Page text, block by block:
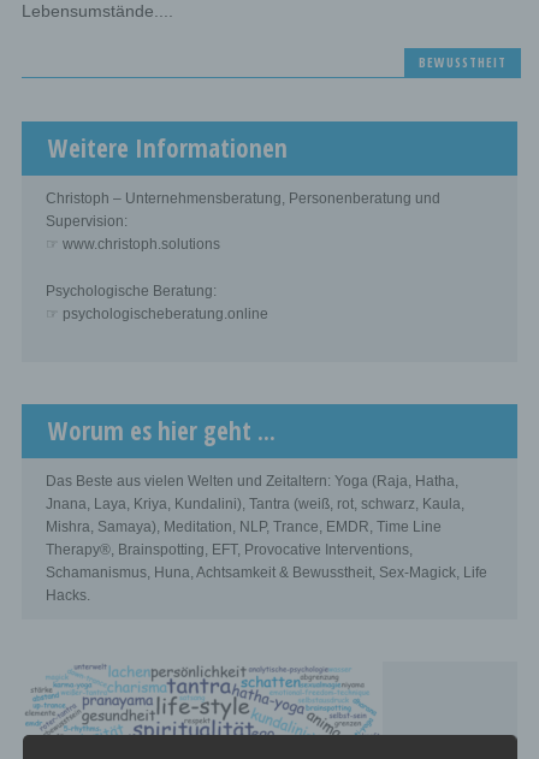
Lebensumstände....
BEWUSSTHEIT
Weitere Informationen
Christoph – Unternehmensberatung, Personenberatung und
Supervision:
☞ www.christoph.solutions
Psychologische Beratung:
☞ psychologischeberatung.online
Worum es hier geht ...
Das Beste aus vielen Welten und Zeitaltern: Yoga (Raja, Hatha,
Jnana, Laya, Kriya, Kundalini), Tantra (weiß, rot, schwarz, Kaula,
Mishra, Samaya), Meditation, NLP, Trance, EMDR, Time Line
Therapy®, Brainspotting, EFT, Provocative Interventions,
Schamanismus, Huna, Achtsamkeit & Bewusstheit, Sex-Magick, Life
Hacks.